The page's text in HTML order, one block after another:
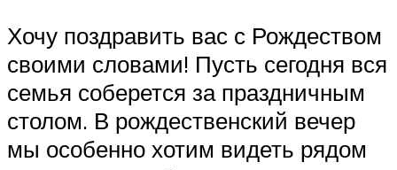
Хочу поздравить вас с Рождеством
своими словами! Пусть сегодня вся
семья соберется за праздничным
столом. В рождественский вечер
мы особенно хотим видеть рядом